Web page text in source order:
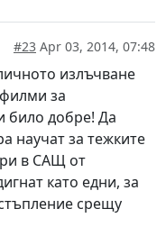
#23 Apr 03, 2014, 07:48
излъчване
за
било добре! Да
научат за тежките
в САЩ от
като едни, за
срещу